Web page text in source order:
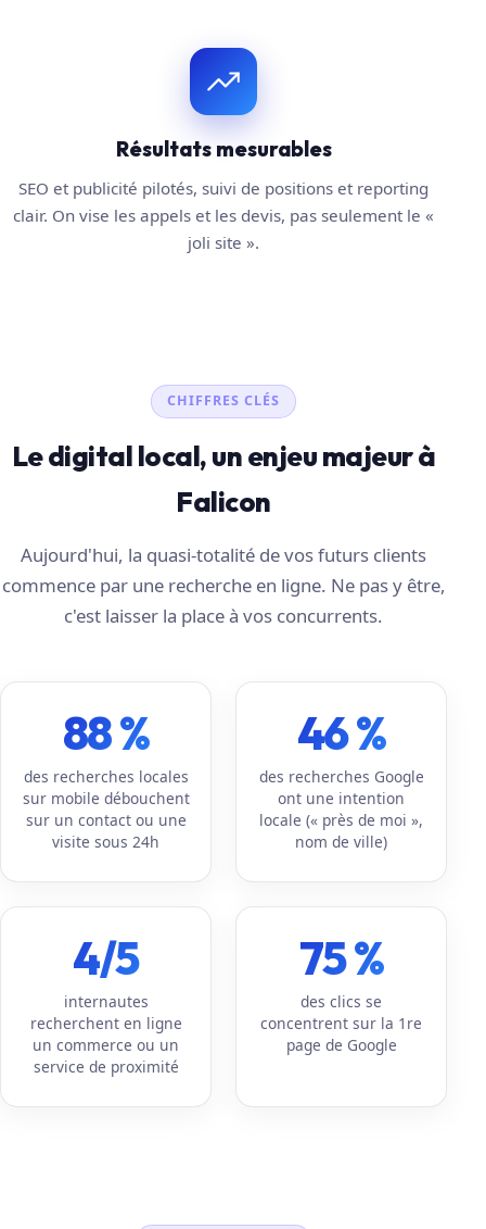
Résultats mesurables
SEO et publicité pilotés, suivi de positions et reporting
clair. On vise les appels et les devis, pas seulement le «
joli site ».
CHIFFRES CLÉS
Le digital local, un enjeu majeur à
Falicon
Aujourd'hui, la quasi-totalité de vos futurs clients
commence par une recherche en ligne. Ne pas y être,
c'est laisser la place à vos concurrents.
88 %
des recherches locales
sur mobile débouchent
sur un contact ou une
visite sous 24h
46 %
des recherches Google
ont une intention
locale (« près de moi »,
nom de ville)
4/5
internautes
recherchent en ligne
un commerce ou un
service de proximité
75 %
des clics se
concentrent sur la 1re
page de Google